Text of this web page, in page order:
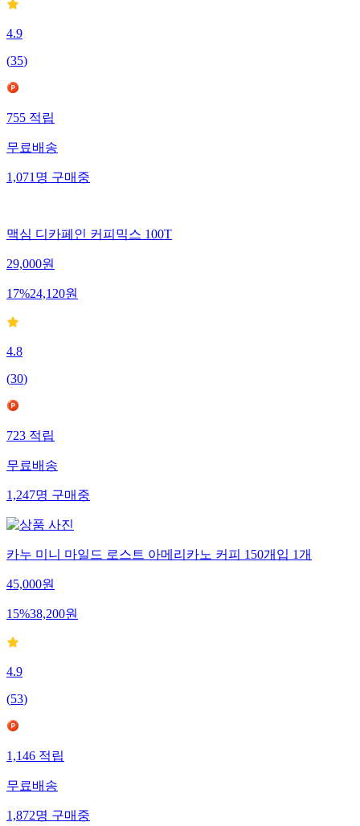
4.9
(35)
755적립
무료배송
1,071명구매중
맥심 디카페인 커피믹스 100T
29,000원
17%24,120원
4.8
(30)
723적립
무료배송
1,247명구매중
카누 미니 마일드 로스트 아메리카노 커피 150개입 1개
45,000원
15%38,200원
4.9
(53)
1,146적립
무료배송
1,872명구매중